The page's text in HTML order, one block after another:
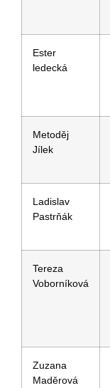
Ester
ledecká
Metoděj
Jílek
Ladislav‍
Pastrňák
Tereza
Voborníková
Zuzana
⁢Maděrová